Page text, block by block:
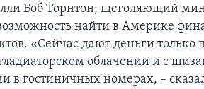
Боб Торнтон, щеголяющий
найти в Америке
«Сейчас дают деньги только
облачении и с
в гостиничных номерах, –